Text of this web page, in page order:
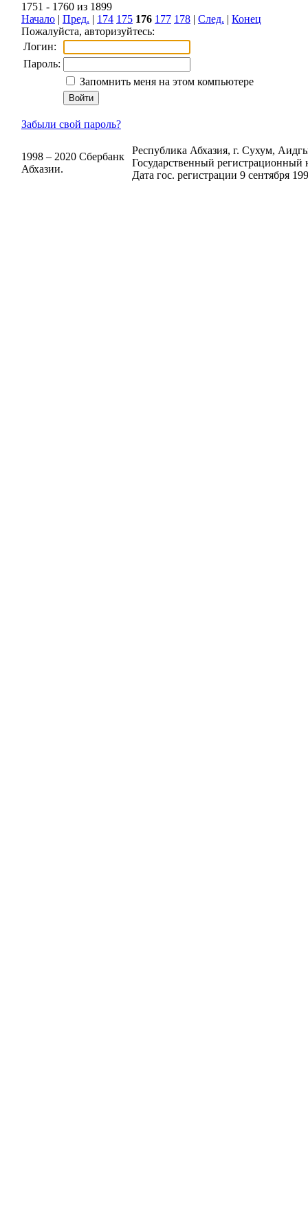
1751 - 1760 из 1899
Начало | Пред. | 174 175 176 177 178 | След. | Конец
Пожалуйста, авторизуйтесь:
Логин:
Пароль:
Запомнить меня на этом компьютере
Забыли свой пароль?
1998 – 2020 Сбербанк
Абхазии.
Республика Абхазия, г. Сухум,
Государственный регистрационный
Дата гос. регистрации 9 сентября